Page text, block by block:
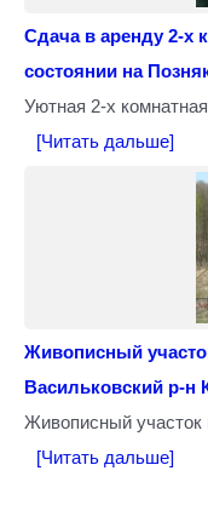
Сдача в аренду 2-х
состоянии на
Уютная 2-х
[Читать дальше]
Живописный
Васильковский р-н
Живописный участок
[Читать дальше]